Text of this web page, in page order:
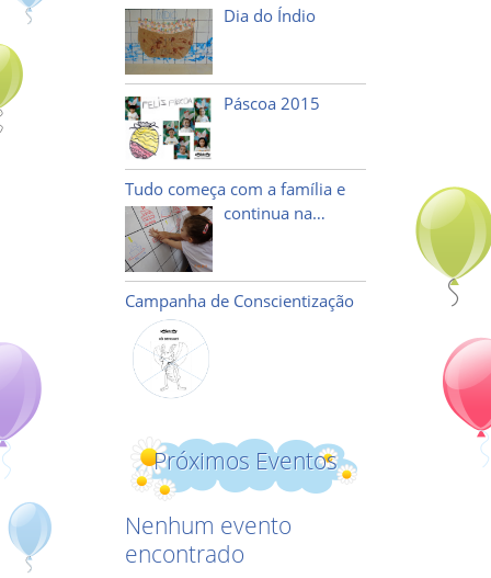
Dia do Índio
Páscoa 2015
Tudo começa com a família e
continua na…
Campanha de Conscientização
Próximos Eventos
Nenhum evento
encontrado